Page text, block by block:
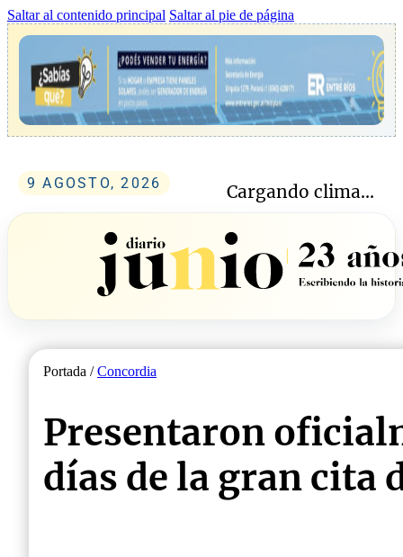
Saltar al contenido principal Saltar al pie de página
9 AGOSTO, 2026 Cargando clima...
Portada /Concordia
Presentaron
días de la gran cita